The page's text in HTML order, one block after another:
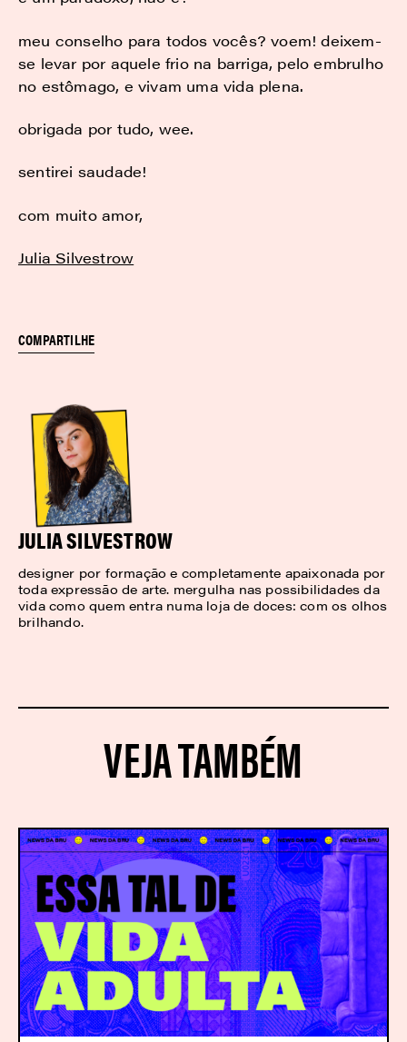
meu conselho para todos vocês? voem! deixem-
se levar por aquele frio na barriga, pelo embrulho
no estômago, e vivam uma vida plena.
obrigada por tudo, wee.
sentirei saudade!
com muito amor,
Julia Silvestrow
COMPARTILHE
JULIA SILVESTROW
designer por formação e completamente apaixonada por
toda expressão de arte. mergulha nas possibilidades da
vida como quem entra numa loja de doces: com os olhos
brilhando.
VEJA TAMBÉM